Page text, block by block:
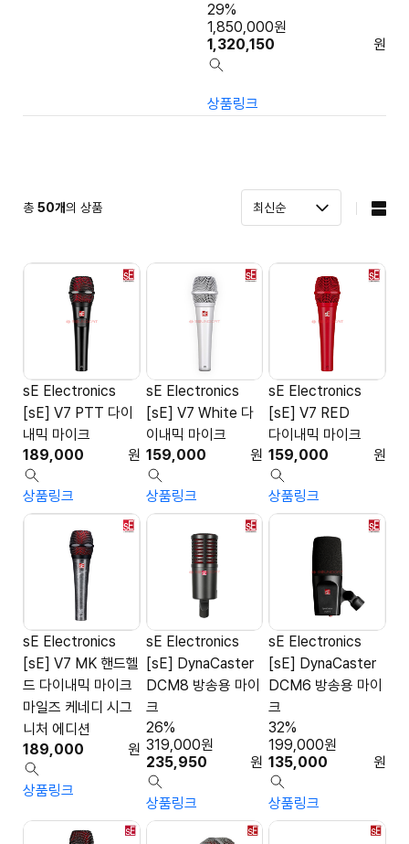
1,320,150 원
1,850,000원
29%
상품링크
총 50개의 상품
sE Electronics
[sE] V7 PTT 다이
내믹 마이크
189,000
원
상품링크
sE Electronics
[sE] V7 White 다
이내믹 마이크
159,000
원
상품링크
sE Electronics
[sE] V7 RED
다이내믹 마이크
159,000
원
상품링크
sE Electronics
[sE] V7 MK 핸드헬
드 다이내믹 마이크
마일즈 케네디 시그
니처 에디션
189,000
원
상품링크
sE Electronics
[sE] DynaCaster
DCM8 방송용 마이
크
235,950 원
319,000원
26%
상품링크
sE Electronics
[sE] DynaCaster
DCM6 방송용 마이
크
135,000 원
199,000원
32%
상품링크